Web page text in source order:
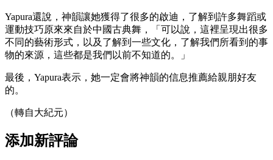
Yapura還說，神韻讓她獲得了很多的啟迪，了解到許多舞蹈或
運動技巧原來來自於中國古典舞，「可以說，這裡呈現出很多
不同的藝術形式，以及了解到一些文化，了解我們所看到的事
物的來源，這些都是我們以前不知道的。」
最後，Yapura表示，她一定會將神韻的信息推薦給親朋好友
的。
（轉自大紀元）
添加新評論